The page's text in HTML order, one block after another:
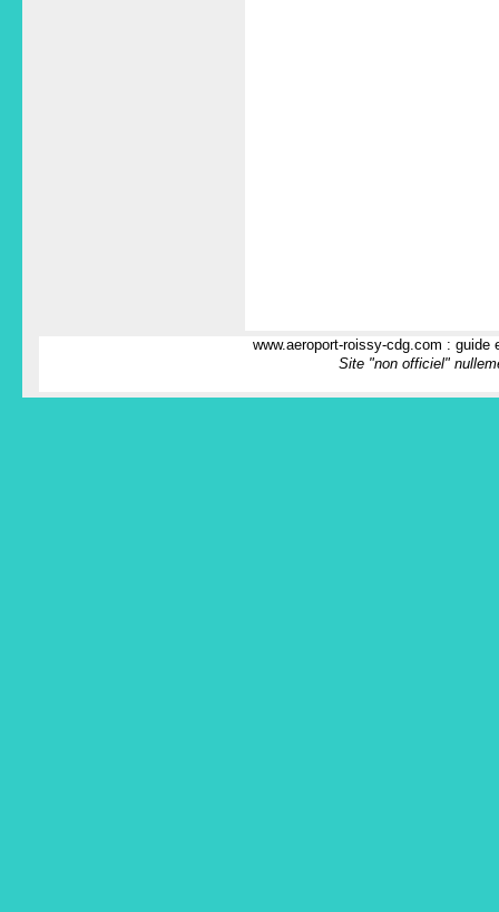
www.aeroport-roissy-cdg.com :
Site "non officiel"